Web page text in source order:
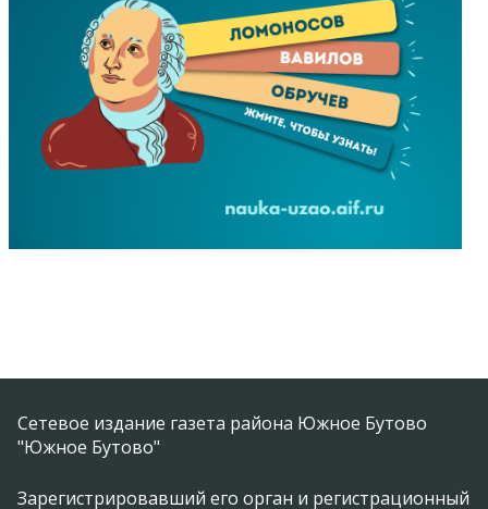
Сетевое издание газета района Южное Бутово
"Южное Бутово"
Зарегистрировавший его орган и регистрационный